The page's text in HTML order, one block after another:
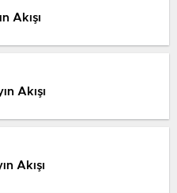
Akışı
Akışı
Akışı